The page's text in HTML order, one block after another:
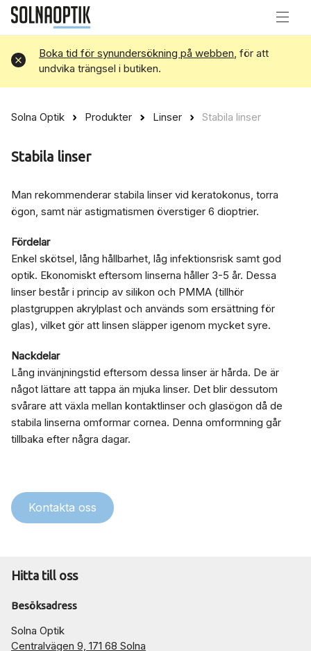
Boka tid för synundersökning på webben, för att
undvika trängsel i butiken.
Avvisa
Solna Optik Produkter Linser Stabila linser
Stabila linser
Man rekommenderar stabila linser vid keratokonus, torra
ögon, samt när astigmatismen överstiger 6 dioptrier.
Fördelar
Enkel skötsel, lång hållbarhet, låg infektionsrisk samt god
optik. Ekonomiskt eftersom linserna håller 3-5 år. Dessa
linser består i princip av silikon och PMMA (tillhör
plastgruppen akrylplast och används som ersättning för
glas), vilket gör att linsen släpper igenom mycket syre.
Nackdelar
Lång invänjningstid eftersom dessa linser är hårda. De är
något lättare att tappa än mjuka linser. Det blir dessutom
svårare att växla mellan kontaktlinser och glasögon då de
stabila linserna omformar cornea. Denna omformning går
tillbaka efter några dagar.
Kontakta oss
Hitta till oss
Besöksadress
Solna Optik
Centralvägen 9, 171 68 Solna